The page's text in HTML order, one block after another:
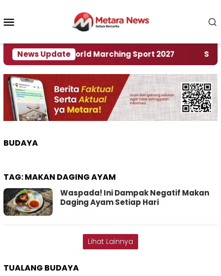
konten
News Update
Rumah World Marching Sport 2027 ‎Soal
BUDAYA
TAG:MAKAN DAGING AYAM
Waspada! Ini Dampak Negatif Makan
Daging Ayam Setiap Hari
Lihat Lainnya
TUALANG BUDAYA